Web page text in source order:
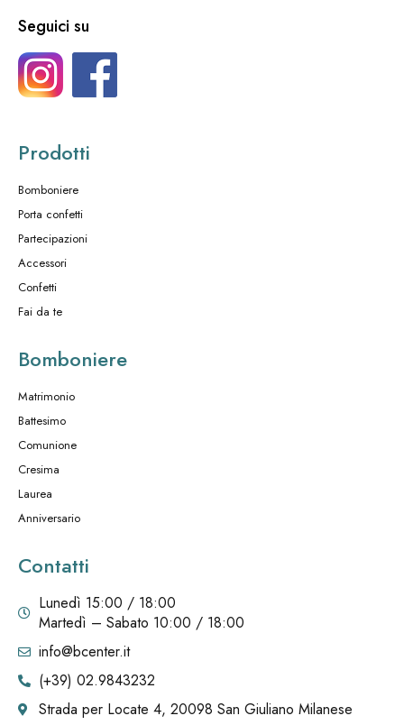
Seguici su
Prodotti
Bomboniere
Porta confetti
Partecipazioni
Accessori
Confetti
Fai da te
Bomboniere
Matrimonio
Battesimo
Comunione
Cresima
Laurea
Anniversario
Contatti
Lunedì 15:00 / 18:00
Martedì – Sabato 10:00 / 18:00
info@bcenter.it
(+39) 02.9843232
Strada per Locate 4, 20098 San Giuliano Milanese